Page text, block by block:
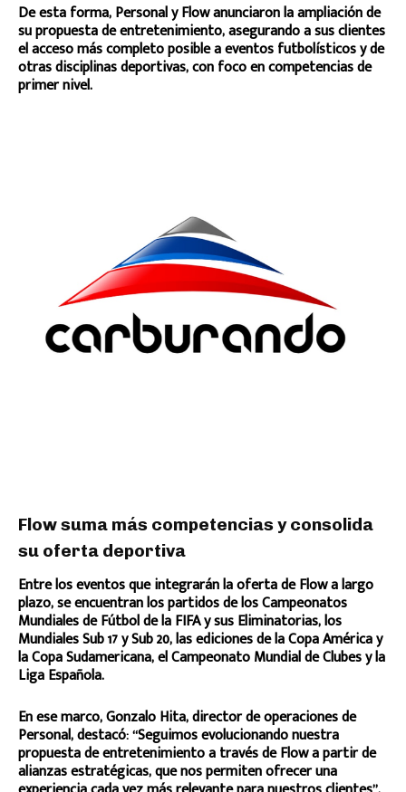
De esta forma, Personal y Flow anunciaron la ampliación de
su propuesta de entretenimiento, asegurando a sus clientes
el acceso más completo posible a eventos futbolísticos y de
otras disciplinas deportivas, con foco en competencias de
primer nivel.
Flow suma más competencias y consolida
su oferta deportiva
Entre los eventos que integrarán la oferta de Flow a largo
plazo, se encuentran los partidos de los Campeonatos
Mundiales de Fútbol de la FIFA y sus Eliminatorias, los
Mundiales Sub 17 y Sub 20, las ediciones de la Copa América y
la Copa Sudamericana, el Campeonato Mundial de Clubes y la
Liga Española.
En ese marco, Gonzalo Hita, director de operaciones de
Personal, destacó: “Seguimos evolucionando nuestra
propuesta de entretenimiento a través de Flow a partir de
alianzas estratégicas, que nos permiten ofrecer una